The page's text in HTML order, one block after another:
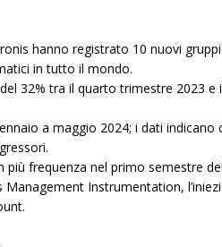
hanno registrato 10 nuovi
in tutto il mondo.
32% tra il quarto trimestre 2023 e
a maggio 2024; i dati indicano
più frequenza nel primo semestre
Management Instrumentation,